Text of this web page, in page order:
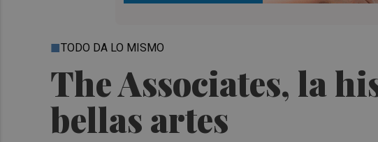
The Associates, la
bellas artes
TODO DA LO MISMO